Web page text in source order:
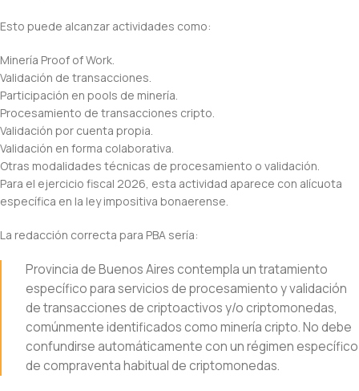
Esto puede alcanzar actividades como:
Minería Proof of Work.
Validación de transacciones.
Participación en pools de minería.
Procesamiento de transacciones cripto.
Validación por cuenta propia.
Validación en forma colaborativa.
Otras modalidades técnicas de procesamiento o validación.
Para el ejercicio fiscal 2026, esta actividad aparece con alícuota
específica en la ley impositiva bonaerense.
La redacción correcta para PBA sería:
Provincia de Buenos Aires contempla un tratamiento
específico para servicios de procesamiento y validación
de transacciones de criptoactivos y/o criptomonedas,
comúnmente identificados como minería cripto. No debe
confundirse automáticamente con un régimen específico
de compraventa habitual de criptomonedas.